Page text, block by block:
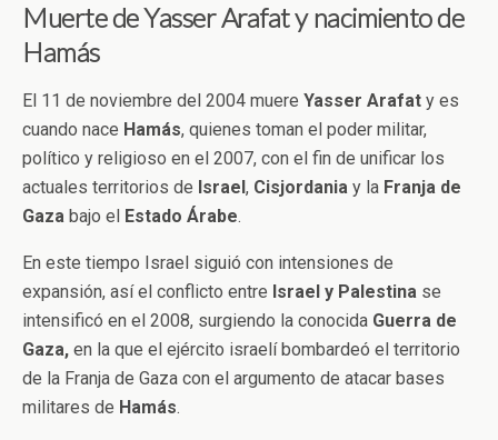
Muerte de Yasser Arafat y nacimiento de
Hamás
El 11 de noviembre del 2004 muere Yasser Arafat y es
cuando nace Hamás, quienes toman el poder militar,
político y religioso en el 2007, con el fin de unificar los
actuales territorios de Israel , Cisjordania y la Franja de
Gaza bajo el Estado Árabe.
En este tiempo Israel siguió con intensiones de
expansión, así el conflicto entre Israel y Palestina se
intensificó en el 2008, surgiendo la conocida Guerra de
Gaza, en la que el ejército israelí bombardeó el territorio
de la Franja de Gaza con el argumento de atacar bases
militares de Hamás.